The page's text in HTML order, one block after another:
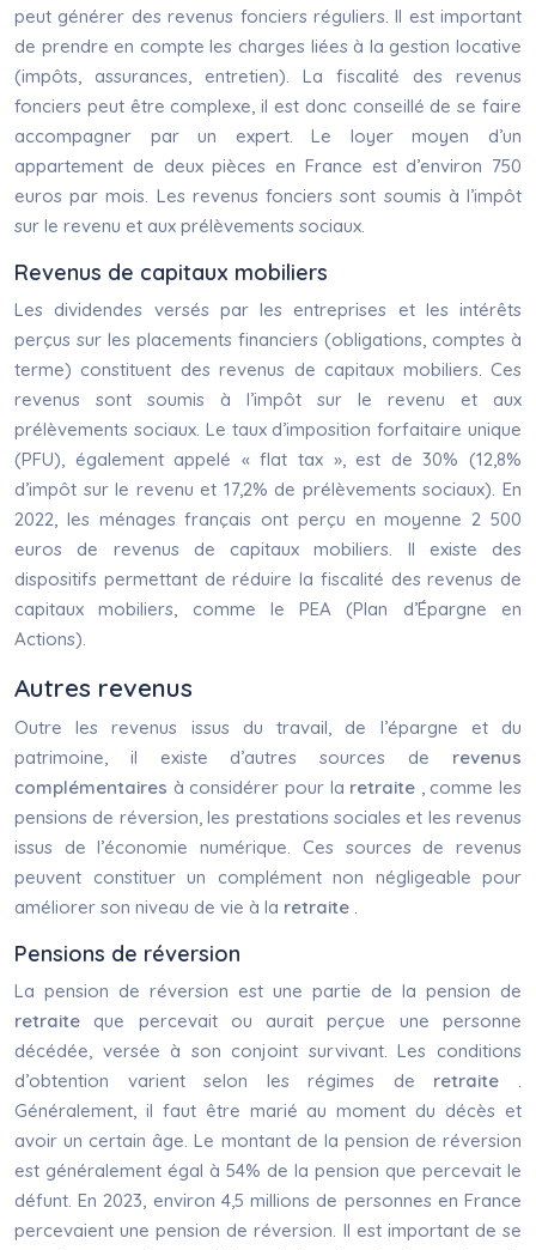
peut générer des revenus fonciers réguliers. Il est important
de prendre en compte les charges liées à la gestion locative
(impôts, assurances, entretien). La fiscalité des revenus
fonciers peut être complexe, il est donc conseillé de se faire
accompagner par un expert. Le loyer moyen d’un
appartement de deux pièces en France est d’environ 750
euros par mois. Les revenus fonciers sont soumis à l’impôt
sur le revenu et aux prélèvements sociaux.
Revenus de capitaux mobiliers
Les dividendes versés par les entreprises et les intérêts
perçus sur les placements financiers (obligations, comptes à
terme) constituent des revenus de capitaux mobiliers. Ces
revenus sont soumis à l’impôt sur le revenu et aux
prélèvements sociaux. Le taux d’imposition forfaitaire unique
(PFU), également appelé « flat tax », est de 30% (12,8%
d’impôt sur le revenu et 17,2% de prélèvements sociaux). En
2022, les ménages français ont perçu en moyenne 2 500
euros de revenus de capitaux mobiliers. Il existe des
dispositifs permettant de réduire la fiscalité des revenus de
capitaux mobiliers, comme le PEA (Plan d’Épargne en
Actions).
Autres revenus
Outre les revenus issus du travail, de l’épargne et du
patrimoine, il existe d’autres sources de revenus
complémentaires à considérer pour la retraite , comme les
pensions de réversion, les prestations sociales et les revenus
issus de l’économie numérique. Ces sources de revenus
peuvent constituer un complément non négligeable pour
améliorer son niveau de vie à la retraite .
Pensions de réversion
La pension de réversion est une partie de la pension de
retraite que percevait ou aurait perçue une personne
décédée, versée à son conjoint survivant. Les conditions
d’obtention varient selon les régimes de retraite .
Généralement, il faut être marié au moment du décès et
avoir un certain âge. Le montant de la pension de réversion
est généralement égal à 54% de la pension que percevait le
défunt. En 2023, environ 4,5 millions de personnes en France
percevaient une pension de réversion. Il est important de se